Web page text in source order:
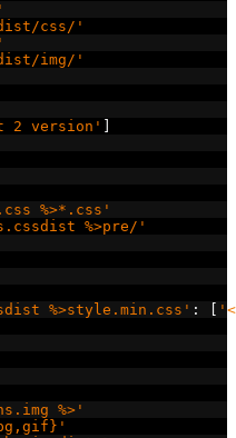
css/'
img/'
2 version'
%>*.css'
%>pre/'
%>style.min.css' :
%>'